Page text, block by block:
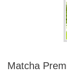
Matcha